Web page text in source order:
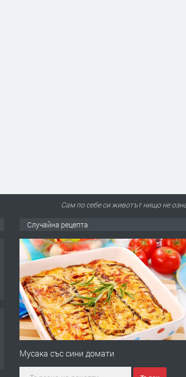
Сам по себе си животът нищо не
Случайна рецепта
Мусака със сини домати